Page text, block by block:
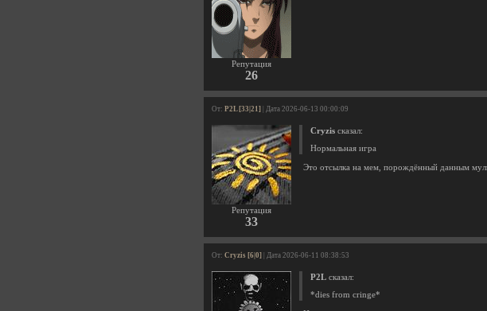
Репутация
26
От: P2L [33|21] | Дата 2026-06-13 00:00:09
Репутация
33
Cryzis сказал:
Нормальная игра
Это отсылка на мем, порождённый данным
От: Cryzis [6|0] | Дата 2026-06-11 08:38:53
P2L сказал:
*dies from cringe*